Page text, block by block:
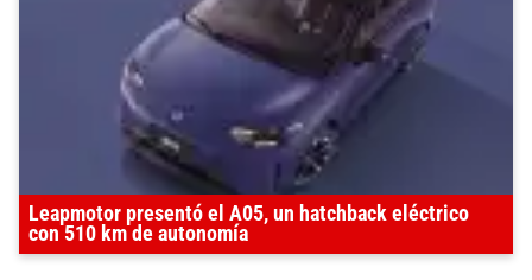
Leapmotor presentó el A05, un hatchback eléctrico
con 510 km de autonomía